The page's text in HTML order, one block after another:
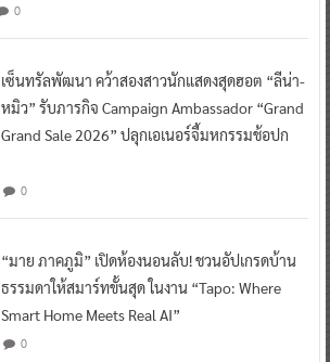
0
เซ็นทรัลพัฒนา คว้าสองสาวนักแสดงสุดฮอต “ลีน่า-
หมิว” รับภารกิจ Campaign Ambassador “Grand
Grand Sale 2026” ปลุกเอเนอร์จี้มหกรรมช้อปก
0
“มาย ภาคภูมิ” เปิดห้องนอนลับ! ชวนอัปเกรดบ้าน
ธรรมดาให้สมาร์ทขั้นสุด ในงาน “Tapo: Where
Smart Home Meets Real AI”
0